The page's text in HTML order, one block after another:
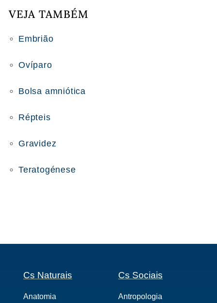
VEJA TAMBÉM
Embrião
Ovíparo
Bolsa amniótica
Répteis
Gravidez
Teratogénese
Cs Naturais
Anatomia
Cs Sociais
Antropologia